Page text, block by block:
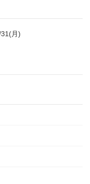
月)